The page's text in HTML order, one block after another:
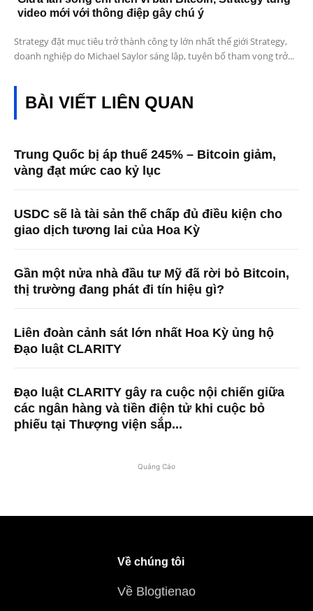
video mới với thông điệp gây chú ý
Strategy đặt mục tiêu trở thành công ty lớn nhất thế giới Strategy,
doanh nghiệp do Michael Saylor sáng lập, tuyên bố tham vọng trở...
BÀI VIẾT LIÊN QUAN
Trung Quốc bị áp thuế 245% – Bitcoin giảm,
vàng đạt mức cao kỷ lục
USDC sẽ là tài sản thế chấp đủ điều kiện cho
giao dịch tương lai của Hoa Kỳ
Gần một nửa nhà đầu tư Mỹ đã rời bỏ Bitcoin,
thị trường đang phát đi tín hiệu gì?
Liên đoàn cảnh sát lớn nhất Hoa Kỳ ủng hộ
Đạo luật CLARITY
Đạo luật CLARITY gây ra cuộc nội chiến giữa
các ngân hàng và tiền điện tử khi cuộc bỏ
phiếu tại Thượng viện sắp...
Quảng Cáo
Về chúng tôi
Về Blogtienao